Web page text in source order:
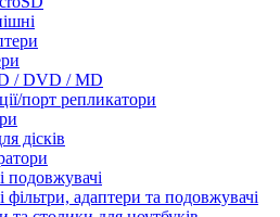
/ DVD / MD
порт репликатори
дісків
подовжувачі
адаптери та подовжувачі